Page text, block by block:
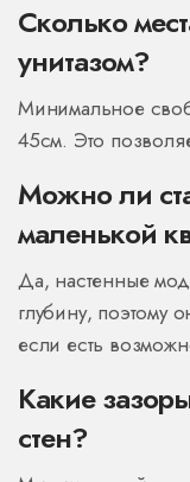
Сколько
унитазом?
Минимальное
45см. Это
Можно ли
маленькой
Да, настенные
глубину, поэтому
если есть
Какие
стен?